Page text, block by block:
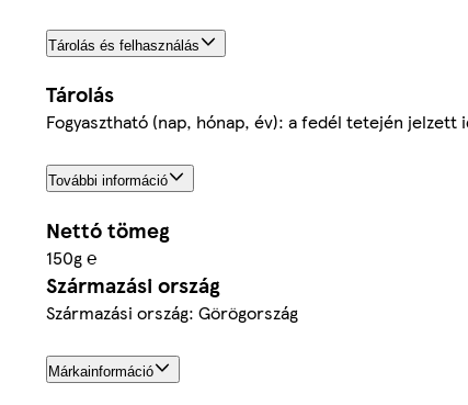
Tárolás és felhasználás
Tárolás
Fogyasztható (nap, hónap, év): a fedél tetején
További információ
Nettó tömeg
150g ℮
Származási ország
Származási ország: Görögország
Márkainformáció